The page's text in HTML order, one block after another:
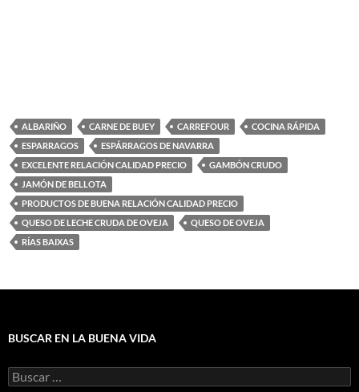
ALBARIÑO CARNE DE BUEY CARREFOUR
COCINA RÁPIDA
ESPARRAGOS
ESPÁRRAGOS DE NAVARRA
EXCELENTE RELACIÓN CALIDAD PRECIO
GAMBÓN CRUDO
JAMÓN DE BELLOTA
PRODUCTOS DE BUENA RELACIÓN CALIDAD PRECIO
QUESO DE LECHE CRUDA DE OVEJA
QUESO DE OVEJA
RÍAS BAIXAS
BUSCAR EN LA BUENA VIDA
Buscar: